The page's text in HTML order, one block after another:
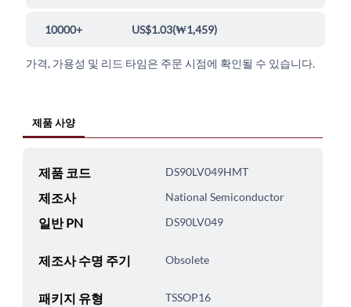
10000+ US$1.03(₩1,459)
가격, 가용성 및 리드 타임은 주문 시점에 확인될 수 있습니다.
제품 사양
제품 코드 DS90LV049HMT
제조사 National Semiconductor
일반 PN DS90LV049
제조사 수명 주기 Obsolete
패키지 유형 TSSOP16